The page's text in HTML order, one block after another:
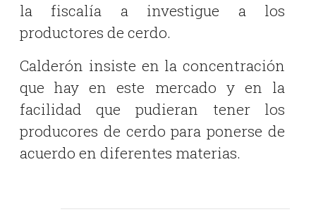
la fiscalía a investigue a los
productores de cerdo.
Calderón insiste en la concentración
que hay en este mercado y en la
facilidad que pudieran tener los
producores de cerdo para ponerse de
acuerdo en diferentes materias.